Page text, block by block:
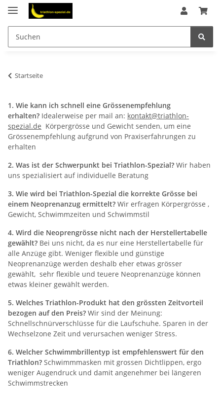
Startseite
1. Wie kann ich schnell eine Grössenempfehlung
erhalten? Idealerweise per mail an: kontakt@triathlon-
spezial.de Körpergrösse und Gewicht senden, um eine
Grössenempfehlung aufgrund von Praxiserfahrungen zu
erhalten
2. Was ist der Schwerpunkt bei Triathlon-Spezial? Wir haben
uns spezialisiert auf individuelle Beratung
3. Wie wird bei Triathlon-Spezial die korrekte Grösse bei
einem Neoprenanzug ermittelt? Wir erfragen Körpergrösse ,
Gewicht, Schwimmzeiten und Schwimmstil
4. Wird die Neoprengrösse nicht nach der Herstellertabelle
gewählt? Bei uns nicht, da es nur eine Herstellertabelle für
alle Anzüge gibt. Weniger flexible und günstige
Neoprenanzüge werden deshalb eher etwas grösser
gewählt, sehr flexible und teuere Neoprenanzüge können
etwas kleiner gewählt werden.
5. Welches Triathlon-Produkt hat den grössten Zeitvorteil
bezogen auf den Preis? Wir sind der Meinung:
Schnellschnürverschlüsse für die Laufschuhe. Sparen in der
Wechselzone Zeit und verursachen weniger Stress.
6. Welcher Schwimmbrillentyp ist empfehlenswert für den
Triathlon? Schwimmmasken mit grossen Dichtlippen, ergo
weniger Augendruck und damit angenehmer bei längeren
Schwimmstrecken